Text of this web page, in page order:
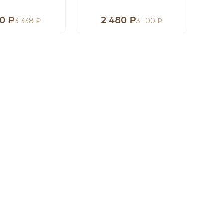
₽3 338 ₽ 2 480 ₽3 100 ₽